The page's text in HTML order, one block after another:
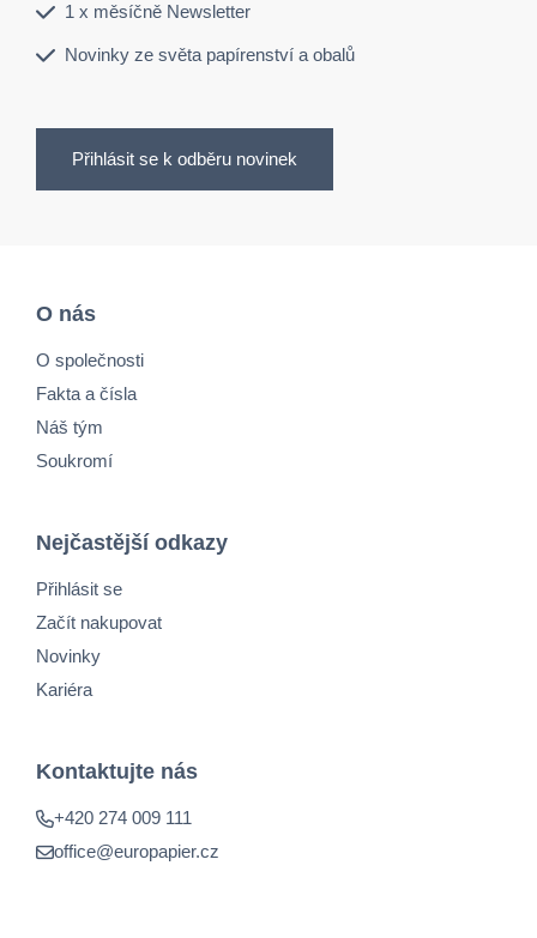
1 x měsíčně Newsletter
Novinky ze světa papírenství a obalů
Přihlásit se k odběru novinek
O nás
O společnosti
Fakta a čísla
Náš tým
Soukromí
Nejčastější odkazy
Přihlásit se
Začít nakupovat
Novinky
Kariéra
Kontaktujte nás
+420 274 009 111
office@europapier.cz